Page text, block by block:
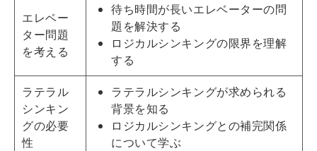
エレベー
ター問題
を考える
待ち時間が長いエレベーターの問
題を解決する
ロジカルシンキングの限界を理解
する
ラテラル
シンキン
グの必要
性
ラテラルシンキングが求められる
背景を知る
ロジカルシンキングとの補完関係
について学ぶ